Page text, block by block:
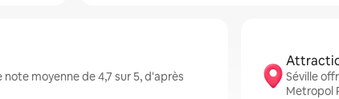
moyenne de 4,7 sur 5, d'après
Séville
Metropol